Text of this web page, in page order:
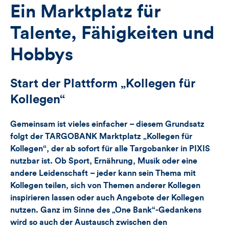
für
Views,
Likes
und
Kommentare
dieses
Artikels
Views
Likes
Ein Marktplatz für
Talente, Fähigkeiten und
Hobbys
Start der Plattform „Kollegen für
Kollegen“
Gemeinsam ist vieles einfacher – diesem Grundsatz
folgt der TARGOBANK Marktplatz „Kollegen für
Kollegen“, der ab sofort für alle Targobanker in PIXIS
nutzbar ist. Ob Sport, Ernährung, Musik oder eine
andere Leidenschaft – jeder kann sein Thema mit
Kollegen teilen, sich von Themen anderer Kollegen
inspirieren lassen oder auch Angebote der Kollegen
nutzen. Ganz im Sinne des „One Bank“-Gedankens
wird so auch der Austausch zwischen den